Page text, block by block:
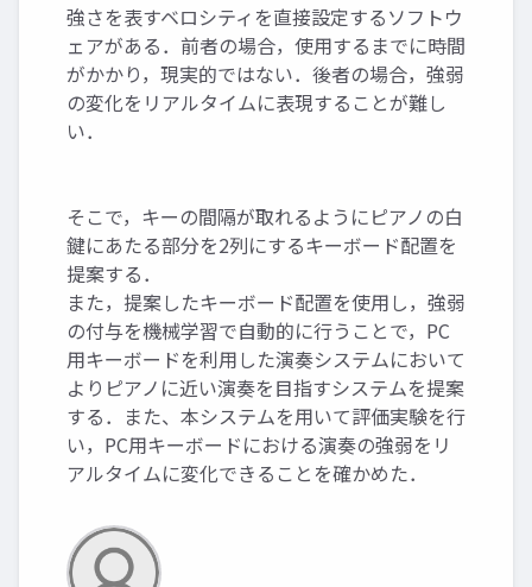
強さを表すベロシティを直接設定するソフトウ
ェアがある．前者の場合，使用するまでに時間
がかかり，現実的ではない．後者の場合，強弱
の変化をリアルタイムに表現することが難し
い．
そこで，キーの間隔が取れるようにピアノの白
鍵にあたる部分を2列にするキーボード配置を
提案する．
また，提案したキーボード配置を使用し，強弱
の付与を機械学習で自動的に行うことで，PC
用キーボードを利用した演奏システムにおいて
よりピアノに近い演奏を目指すシステムを提案
する．また、本システムを用いて評価実験を行
い，PC用キーボードにおける演奏の強弱をリ
アルタイムに変化できることを確かめた．